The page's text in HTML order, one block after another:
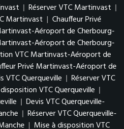
| Réserver VTC Martinvast |
Martinvast | Chauffeur Privé
Aéroport de Cherbourg-
Aéroport de Cherbourg-
VTC Martinvast-Aéroport de
Privé Martinvast-Aéroport de
VTC Querqueville | Réserver VTC
VTC Querqueville |
| Devis VTC Querqueville-
| Réserver VTC Querqueville-
| Mise à disposition VTC